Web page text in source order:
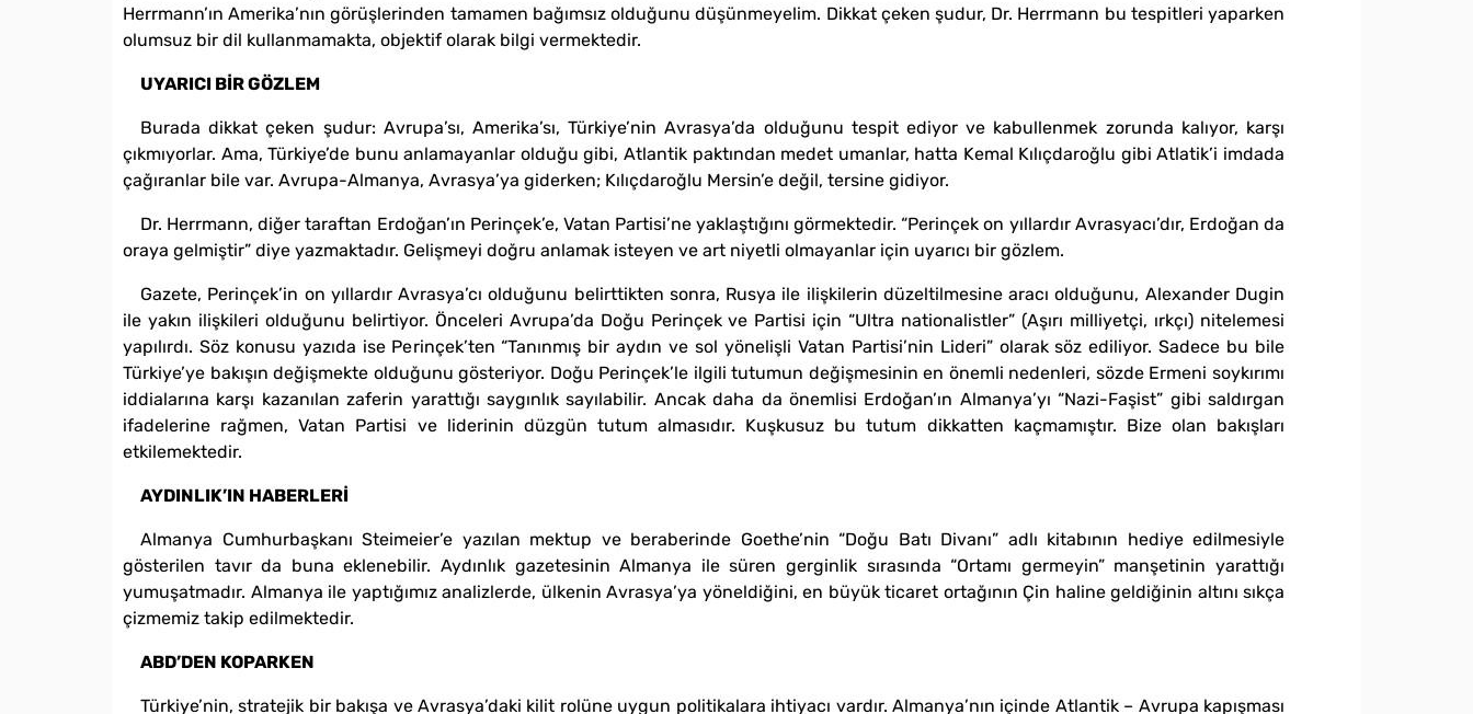
Herrmann’ın Amerika’nın görüşlerinden tamamen bağımsız olduğunu düşünmeyelim. Dikkat çeken şudur, Dr. Herrmann bu tespitleri yaparken
olumsuz bir dil kullanmamakta, objektif olarak bilgi vermektedir.
UYARICI BİR GÖZLEM
Burada dikkat çeken şudur: Avrupa’sı, Amerika’sı, Türkiye’nin Avrasya’da olduğunu tespit ediyor ve kabullenmek zorunda kalıyor, karşı
çıkmıyorlar. Ama, Türkiye’de bunu anlamayanlar olduğu gibi, Atlantik paktından medet umanlar, hatta Kemal Kılıçdaroğlu gibi Atlatik’i imdada
çağıranlar bile var. Avrupa-Almanya, Avrasya’ya giderken; Kılıçdaroğlu Mersin’e değil, tersine gidiyor.
Dr. Herrmann, diğer taraftan Erdoğan’ın Perinçek’e, Vatan Partisi’ne yaklaştığını görmektedir. “Perinçek on yıllardır Avrasyacı’dır, Erdoğan da
oraya gelmiştir” diye yazmaktadır. Gelişmeyi doğru anlamak isteyen ve art niyetli olmayanlar için uyarıcı bir gözlem.
Gazete, Perinçek’in on yıllardır Avrasya’cı olduğunu belirttikten sonra, Rusya ile ilişkilerin düzeltilmesine aracı olduğunu, Alexander Dugin
ile yakın ilişkileri olduğunu belirtiyor. Önceleri Avrupa’da Doğu Perinçek ve Partisi için “Ultra nationalistler” (Aşırı milliyetçi, ırkçı) nitelemesi
yapılırdı. Söz konusu yazıda ise Perinçek’ten “Tanınmış bir aydın ve sol yönelişli Vatan Partisi’nin Lideri” olarak söz ediliyor. Sadece bu bile
Türkiye’ye bakışın değişmekte olduğunu gösteriyor. Doğu Perinçek’le ilgili tutumun değişmesinin en önemli nedenleri, sözde Ermeni soykırımı
iddialarına karşı kazanılan zaferin yarattığı saygınlık sayılabilir. Ancak daha da önemlisi Erdoğan’ın Almanya’yı “Nazi-Faşist” gibi saldırgan
ifadelerine rağmen, Vatan Partisi ve liderinin düzgün tutum almasıdır. Kuşkusuz bu tutum dikkatten kaçmamıştır. Bize olan bakışları
etkilemektedir.
AYDINLIK’IN HABERLERİ
Almanya Cumhurbaşkanı Steimeier’e yazılan mektup ve beraberinde Goethe’nin “Doğu Batı Divanı” adlı kitabının hediye edilmesiyle
gösterilen tavır da buna eklenebilir. Aydınlık gazetesinin Almanya ile süren gerginlik sırasında “Ortamı germeyin” manşetinin yarattığı
yumuşatmadır. Almanya ile yaptığımız analizlerde, ülkenin Avrasya’ya yöneldiğini, en büyük ticaret ortağının Çin haline geldiğinin altını sıkça
çizmemiz takip edilmektedir.
ABD’DEN KOPARKEN
Türkiye’nin, stratejik bir bakışa ve Avrasya’daki kilit rolüne uygun politikalara ihtiyacı vardır. Almanya’nın içinde Atlantik – Avrupa kapışması